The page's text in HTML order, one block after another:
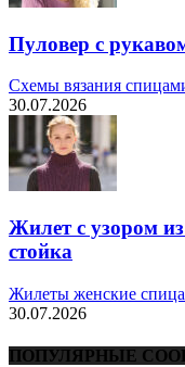
Пуловер с
Схемы вязания
30.07.2026
Жилет с узором
стойка
Жилеты женские
30.07.2026
ПОПУЛЯРНЫЕ